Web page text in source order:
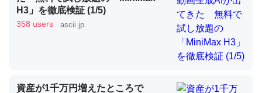
昆虫ってカルシウム少ないのか。知らんかった。調べたら
コオロギのカルシウム分はエビの600分の1程度。
─ニュース :: 【研究発表】昆虫学の大問題＝「昆虫はなぜ海にいな
H3」を徹底検証 (1/5)
358 users ascii.jp
資産が1千万円増えたところで